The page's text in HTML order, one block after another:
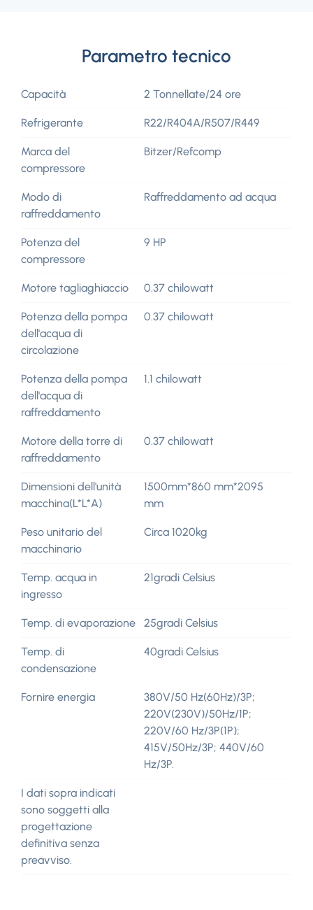
Parametro tecnico
Capacità 2 Tonnellate/24 ore
Refrigerante R22/R404A/R507/R449
Marca del
compressore
Bitzer/Refcomp
Modo di
raffreddamento
Raffreddamento ad acqua
Potenza del
compressore
9 HP
Motore tagliaghiaccio 0.37 chilowatt
Potenza della pompa
dell'acqua di
circolazione
0.37 chilowatt
Potenza della pompa
dell'acqua di
raffreddamento
1.1 chilowatt
Motore della torre di
raffreddamento
0.37 chilowatt
Dimensioni dell'unità
macchina(L*L*A)
1500mm*860 mm*2095
mm
Peso unitario del
macchinario
Circa 1020kg
Temp. acqua in
ingresso
21gradi Celsius
Temp. di evaporazione 25gradi Celsius
Temp. di
condensazione
40gradi Celsius
Fornire energia
380V/50 Hz(60Hz)/3P;
220V(230V)/50Hz/1P;
220V/60 Hz/3P(1P);
415V/50Hz/3P; 440V/60
Hz/3P.
I dati sopra indicati
sono soggetti alla
progettazione
definitiva senza
preavviso.